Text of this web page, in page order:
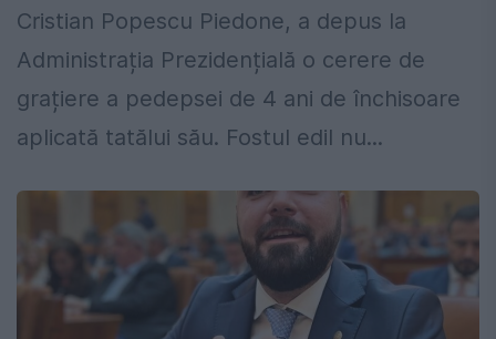
Cristian Popescu Piedone, a depus la
Administrația Prezidențială o cerere de
grațiere a pedepsei de 4 ani de închisoare
aplicată tatălui său. Fostul edil nu...